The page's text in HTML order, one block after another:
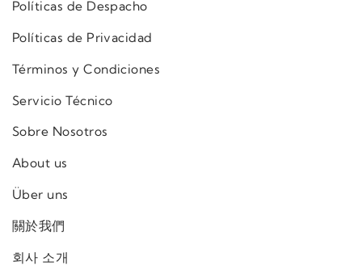
Políticas de Despacho
Políticas de Privacidad
Términos y Condiciones
Servicio Técnico
Sobre Nosotros
About us
Über uns
關於我們
회사 소개